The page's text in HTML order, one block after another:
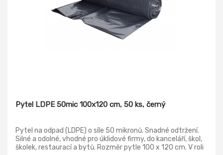
Pytel LDPE 50mic 100x120 cm, 50 ks, černý
Pytel na odpad (LDPE) o síle 50 mikronů. Snadné odtržení.
Silné a odolné, vhodné pro úklidové firmy, do kanceláří, škol,
školek, restaurací a bytů. Rozměr pytle 100 x 120 cm. V roli